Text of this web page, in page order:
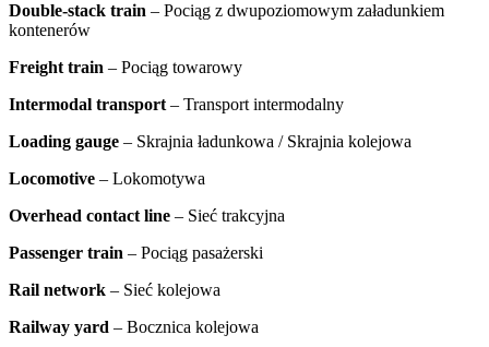
Double-stack train – Pociąg z dwupoziomowym załadunkiem
kontenerów
Freight train – Pociąg towarowy
Intermodal transport – Transport intermodalny
Loading gauge – Skrajnia ładunkowa / Skrajnia kolejowa
Locomotive – Lokomotywa
Overhead contact line – Sieć trakcyjna
Passenger train – Pociąg pasażerski
Rail network – Sieć kolejowa
Railway yard – Bocznica kolejowa